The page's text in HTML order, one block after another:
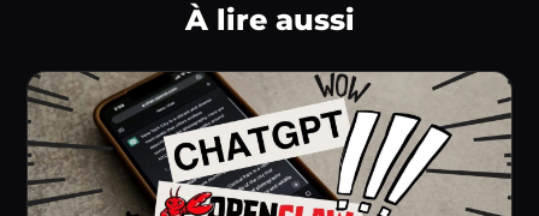
À lire aussi